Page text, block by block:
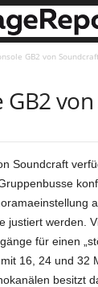
GB2 von Soundcraft
GB2
Soundcraft
justiert werden.
für einen
16, 24 und 32
be­sitzt